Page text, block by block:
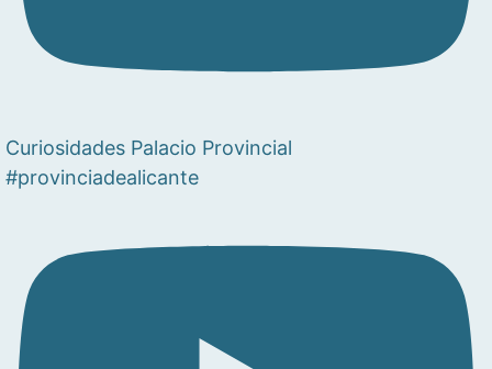
Curiosidades Palacio Provincial
#provinciadealicante